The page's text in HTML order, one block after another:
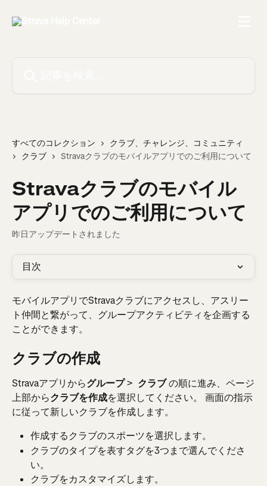
すべてのコレクション
クラブ、チャレンジ、コミュニティ
クラブ
Stravaクラブのモバイルアプリでのご利用について
Stravaクラブのモバイル
アプリでのご利用について
昨日アップデートされました
目次
モバイルアプリでStravaクラブにアクセスし、アスリー
ト仲間と繋がって、グループアクティビティを企画する
ことができます。
クラブの作成
Stravaアプリからグループ > クラブ の順に進み、ページ
上部からクラブを作成を選択してください。 画面の指示
に従って新しいクラブを作成します。
作成するクラブのスポーツを選択します。
クラブのタイプを表すタグを3つまで選んでくださ
い。
クラブをカスタマイズします。